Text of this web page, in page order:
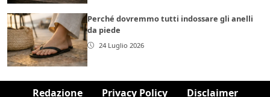
Perché dovremmo tutti indossare gli anelli
da piede
24 Luglio 2026
Redazione Privacy Policy Disclaimer